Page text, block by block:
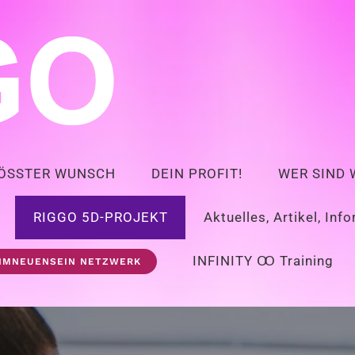
WUNSCH DEIN PROFIT! WER SIND
RIGGO 5D-PROJEKT Aktuelles, Artikel,
IMNEUENSEIN NETZWERK INFINITY Ꝏ Training